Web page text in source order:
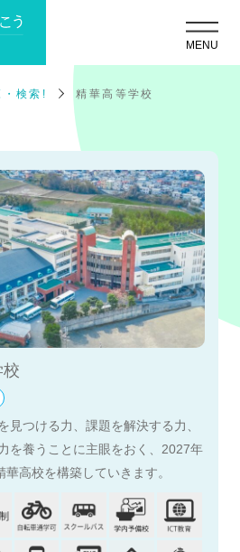
・検索! 精華高等学校
見つける力、課題を解決する力、
を養うことに主眼をおく、2027年
高校を構築していきます。